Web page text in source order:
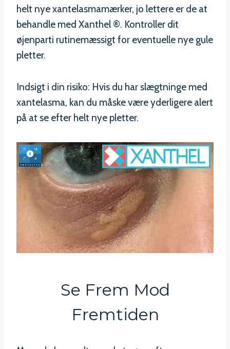
helt nye xantelasmamærker, jo lettere er de at
behandle med Xanthel ®. Kontroller dit
øjenparti rutinemæssigt for eventuelle nye gule
pletter.
Indsigt i din risiko: Hvis du har slægtninge med
xantelasma, kan du måske være yderligere alert
på at se efter helt nye pletter.
Se Frem Mod
Fremtiden